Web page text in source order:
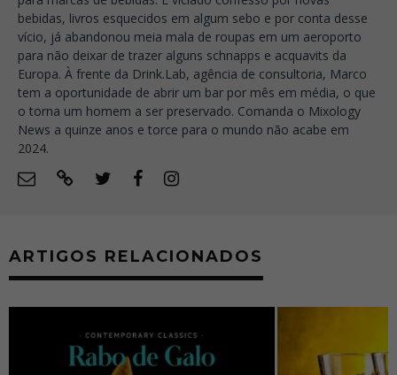
bebidas, livros esquecidos em algum sebo e por conta desse
vício, já abandonou meia mala de roupas em um aeroporto
para não deixar de trazer alguns schnapps e acquavits da
Europa. À frente da Drink.Lab, agência de consultoria, Marco
tem a oportunidade de abrir um bar por mês em média, o que
o torna um homem a ser preservado. Comanda o Mixology
News a quinze anos e torce para o mundo não acabe em
2024.
ARTIGOS RELACIONADOS